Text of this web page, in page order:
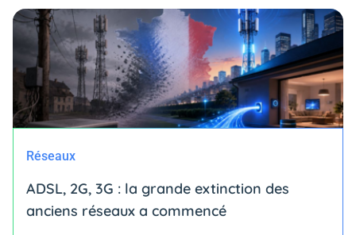
Réseaux
ADSL, 2G, 3G : la grande extinction des
anciens réseaux a commencé